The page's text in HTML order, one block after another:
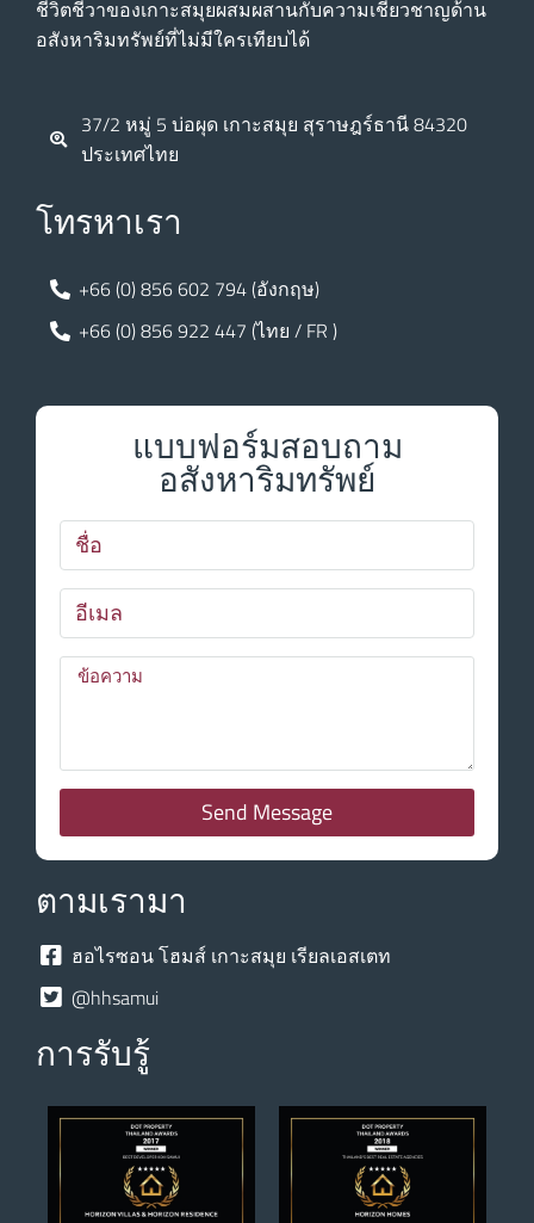
ชีวิตชีวาของเกาะสมุยผสมผสานกับความเชี่ยวชาญด้าน
อสังหาริมทรัพย์ที่ไม่มีใครเทียบได้
37/2 หมู่ 5 บ่อผุด เกาะสมุย สุราษฎร์ธานี 84320
ประเทศไทย
โทรหาเรา
+66 (0) 856 602 794 (อังกฤษ)
+66 (0) 856 922 447 (ไทย / FR )
แบบฟอร์มสอบถาม
อสังหาริมทรัพย์
Send Message
ตามเรามา
ฮอไรซอน โฮมส์ เกาะสมุย เรียลเอสเตท
@hhsamui
การรับรู้